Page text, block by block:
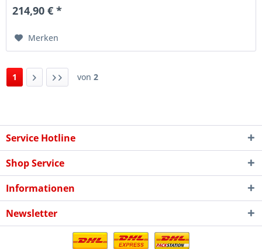
214,90 € *
Merken
1 von 2
Service Hotline
Shop Service
Informationen
Newsletter